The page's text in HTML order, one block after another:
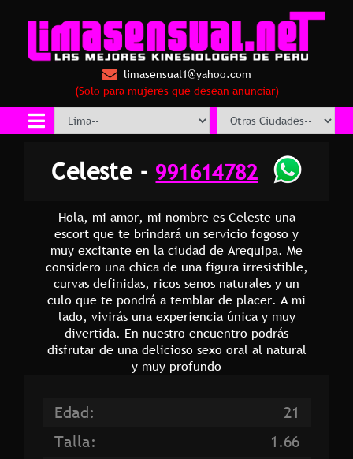
limasensual1@yahoo.com
(Solo para mujeres que desean anunciar)
Celeste - 991614782
Hola, mi amor, mi nombre es Celeste una
escort que te brindará un servicio fogoso y
muy excitante en la ciudad de Arequipa. Me
considero una chica de una figura irresistible,
curvas definidas, ricos senos naturales y un
culo que te pondrá a temblar de placer. A mi
lado, vivirás una experiencia única y muy
divertida. En nuestro encuentro podrás
disfrutar de una delicioso sexo oral al natural
y muy profundo
Edad:
21
Talla:
1.66